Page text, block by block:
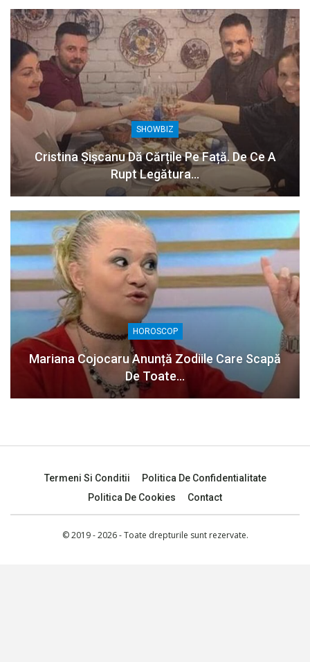
SHOWBIZ
Cristina Șișcanu Dă Cărțile Pe Față. De Ce A
Rupt Legătura…
HOROSCOP
Mariana Cojocaru Anunță Zodiile Care Scapă
De Toate…
Termeni Si Conditii
Politica De Confidentialitate
Politica De Cookies
Contact
© 2019 - 2026 - Toate drepturile sunt rezervate.